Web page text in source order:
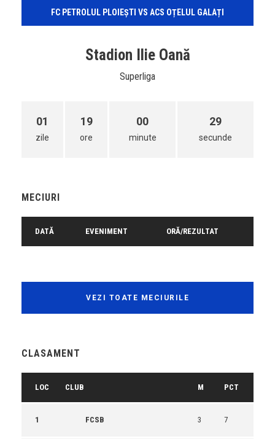
FC PETROLUL PLOIEȘTI VS ACS OȚELUL GALAȚI
Stadion Ilie Oană
Superliga
01
zile
19
ore
00
minute
29
secunde
MECIURI
DATĂ EVENIMENT ORĂ/REZULTAT
VEZI TOATE MECIURILE
CLASAMENT
LOC CLUB M PCT
1 FCSB 3 7